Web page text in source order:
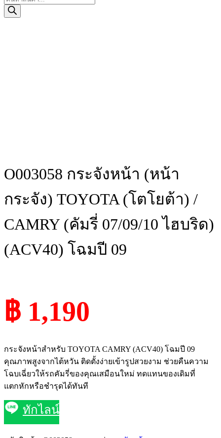
search
O003058 กระจังหน้า (หน้า
กระจัง) TOYOTA (โตโยต้า) /
CAMRY (คัมรี่ 07/09/10 ไฮบริด)
(ACV40) โฉมปี 09
฿ 1,190
กระจังหน้าสำหรับ TOYOTA CAMRY (ACV40) โฉมปี 09
คุณภาพสูงจากไต้หวัน ติดตั้งง่ายเข้ารูปสวยงาม ช่วยคืนความ
โฉบเฉี่ยวให้รถคัมรี่ของคุณเสมือนใหม่ ทดแทนของเดิมที่
แตกหักหรือชำรุดได้ทันที
ทักไลน์